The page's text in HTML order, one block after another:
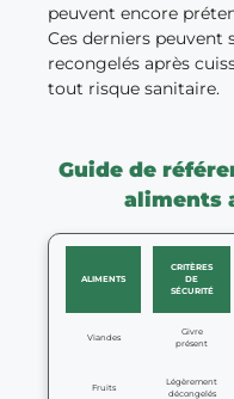
peuvent encore
Ces derniers peuvent
recongelés après
tout risque sanitaire.
Guide de
aliments
ALIMENTS
CRITÈRES
DE
SÉCURITÉ
Viandes
Givre
présent
Fruits
Légèrement
décongelés